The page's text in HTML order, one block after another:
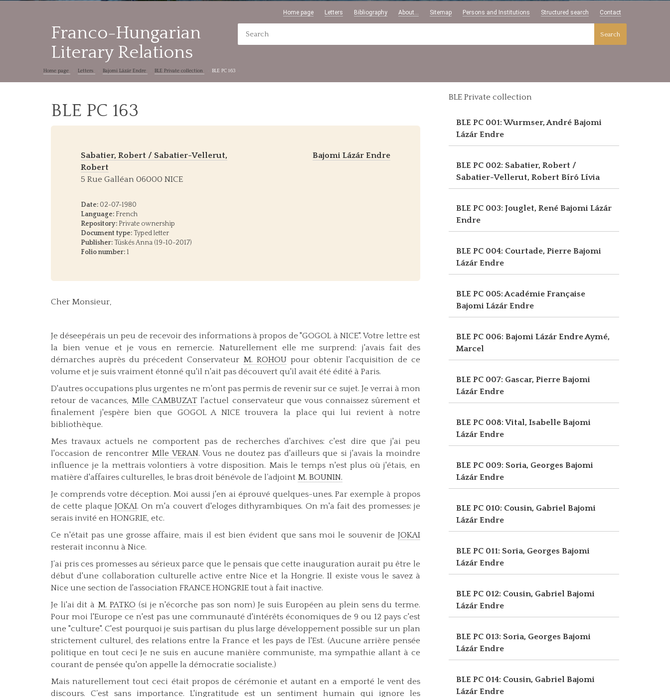
Home page Letters Bibliography About... Sitemap Persons and Institutions Structured search Contact
Franco-Hungarian
Literary Relations
Search
Home page Letters Bajomi Lázár Endre BLE Private collection BLE PC 163
BLE PC 163
Sabatier, Robert / Sabatier-Vellerut,
Robert
Bajomi Lázár Endre
5 Rue Galléan 06000 NICE
Date: 02-07-1980
Language: French
Repository: Private ownership
Document type: Typed letter
Publisher: Tüskés Anna (19-10-2017)
Folio number:1
Cher Monsieur,
Je déseepérais un peu de recevoir des informations à propos de "GOGOL à NICE". Votre lettre est
la bien venue et je vous en remercie. Naturellement elle me surprend: j'avais fait des
démarches auprès du précedent Conservateur M. ROHOUpour obtenir l'acquisition de ce
volume et je suis vraiment étonné qu'il n'ait pas découvert qu'il avait été édité à Paris.
D'autres occupations plus urgentes ne m'ont pas permis de revenir sur ce sujet. Je verrai à mon
retour de vacances, Mlle CAMBUZAT l'actuel conservateur que vous connaissez sûrement et
finalement j'espère bien que GOGOL A NICE trouvera la place qui lui revient à notre
bibliothèque.
Mes travaux actuels ne comportent pas de recherches d'archives: c'est dire que j'ai peu
l'occasion de rencontrer Mlle VERAN. Vous ne doutez pas d'ailleurs que si j'avais la moindre
influence je la mettrais volontiers à votre disposition. Mais le temps n'est plus où j'étais, en
matière d'affaires culturelles, le bras droit bénévole de l’adjoint M. BOUNIN.
Je comprends votre déception. Moi aussi j'en ai éprouvé quelques-unes. Par exemple à propos
de cette plaque JOKAI. On m'a couvert d'eloges dithyrambiques. On m'a fait des promesses: je
serais invité en HONGRIE, etc.
Ce n'était pas une grosse affaire, mais il est bien évident que sans moi le souvenir de JOKAI
resterait inconnu à Nice.
J’ai pris ces promesses au sérieux parce que le pensais que cette inauguration aurait pu être le
début d'une collaboration culturelle active entre Nice et la Hongrie. Il existe vous le savez à
Nice une section de l'association FRANCE HONGRIE tout à fait inactive.
Je li'ai dit à M. PATKO (si je n'écorche pas son nom) Je suis Européen au plein sens du terme.
Pour moi l'Europe ce n'est pas une communauté d'intérêts économiques de 9 ou 12 pays c'est
une "culture". C'est pourquoi je suis partisan du plus large développement possible sur un plan
strictement culturel, des relations entre la France et les pays de l'Est. (Aucune arrière pensée
politique en tout ceci Je ne suis en aucune manière communiste, ma sympathie allant à ce
courant de pensée qu'on appelle la démocratie socialiste.)
Mais naturellement tout ceci était propos de cérémonie et autant en a emporté le vent des
discours. C’est sans importance. L'ingratitude est un sentiment humain qui ignore les
BLE Private collection
BLE PC 001: Wurmser, André Bajomi
Lázár Endre
BLE PC 002: Sabatier, Robert /
Sabatier-Vellerut, Robert Bíró Lívia
BLE PC 003: Jouglet, René Bajomi Lázár
Endre
BLE PC 004: Courtade, Pierre Bajomi
Lázár Endre
BLE PC 005: Académie Française
Bajomi Lázár Endre
BLE PC 006: Bajomi Lázár EndreAymé,
Marcel
BLE PC 007: Gascar, Pierre Bajomi
Lázár Endre
BLE PC 008: Vital, Isabelle Bajomi
Lázár Endre
BLE PC 009: Soria, Georges Bajomi
Lázár Endre
BLE PC 010: Cousin, Gabriel Bajomi
Lázár Endre
BLE PC 011: Soria, Georges Bajomi
Lázár Endre
BLE PC 012: Cousin, Gabriel Bajomi
Lázár Endre
BLE PC 013: Soria, Georges Bajomi
Lázár Endre
BLE PC 014: Cousin, Gabriel Bajomi
Lázár Endre